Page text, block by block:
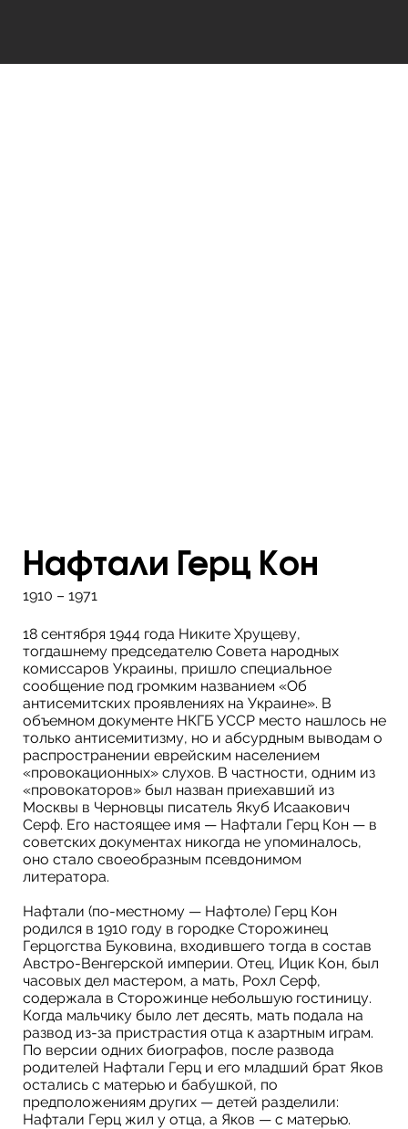
Нафтали Герц Кон
1910 – 1971
18 сентября 1944 года Никите Хрущеву,
тогдашнему председателю Совета народных
комиссаров Украины, пришло специальное
сообщение под громким названием «Об
антисемитских проявлениях на Украине». В
объемном документе НКГБ УССР место нашлось не
только антисемитизму, но и абсурдным выводам о
распространении еврейским населением
«провокационных» слухов. В частности, одним из
«провокаторов» был назван приехавший из
Москвы в Черновцы писатель Якуб Исаакович
Серф. Его настоящее имя — Нафтали Герц Кон — в
советских документах никогда не упоминалось,
оно стало своеобразным псевдонимом
литератора.
Нафтали (по-местному — Нафтоле) Герц Кон
родился в 1910 году в городке Сторожинец
Герцогства Буковина, входившего тогда в состав
Австро-Венгерской империи. Отец, Ицик Кон, был
часовых дел мастером, а мать, Рохл Серф,
содержала в Сторожинце небольшую гостиницу.
Когда мальчику было лет десять, мать подала на
развод из-за пристрастия отца к азартным играм.
По версии одних биографов, после развода
родителей Нафтали Герц и его младший брат Яков
остались с матерью и бабушкой, по
предположениям других — детей разделили:
Нафтали Герц жил у отца, а Яков — c матерью.